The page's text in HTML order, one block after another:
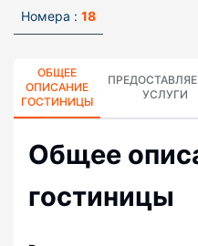
Номера : 18
ОБЩЕЕ
ОПИСАНИЕ
ГОСТИНИЦЫ
УСЛУГИ
Общее
гостиницы